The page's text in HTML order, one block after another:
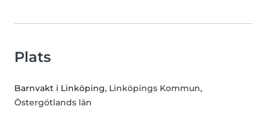
Plats
Barnvakt i Linköping, Linköpings Kommun,
Östergötlands län